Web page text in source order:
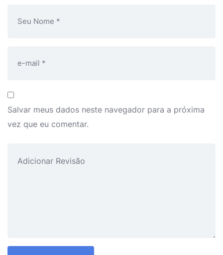
Salvar meus dados neste navegador para a próxima
vez que eu comentar.